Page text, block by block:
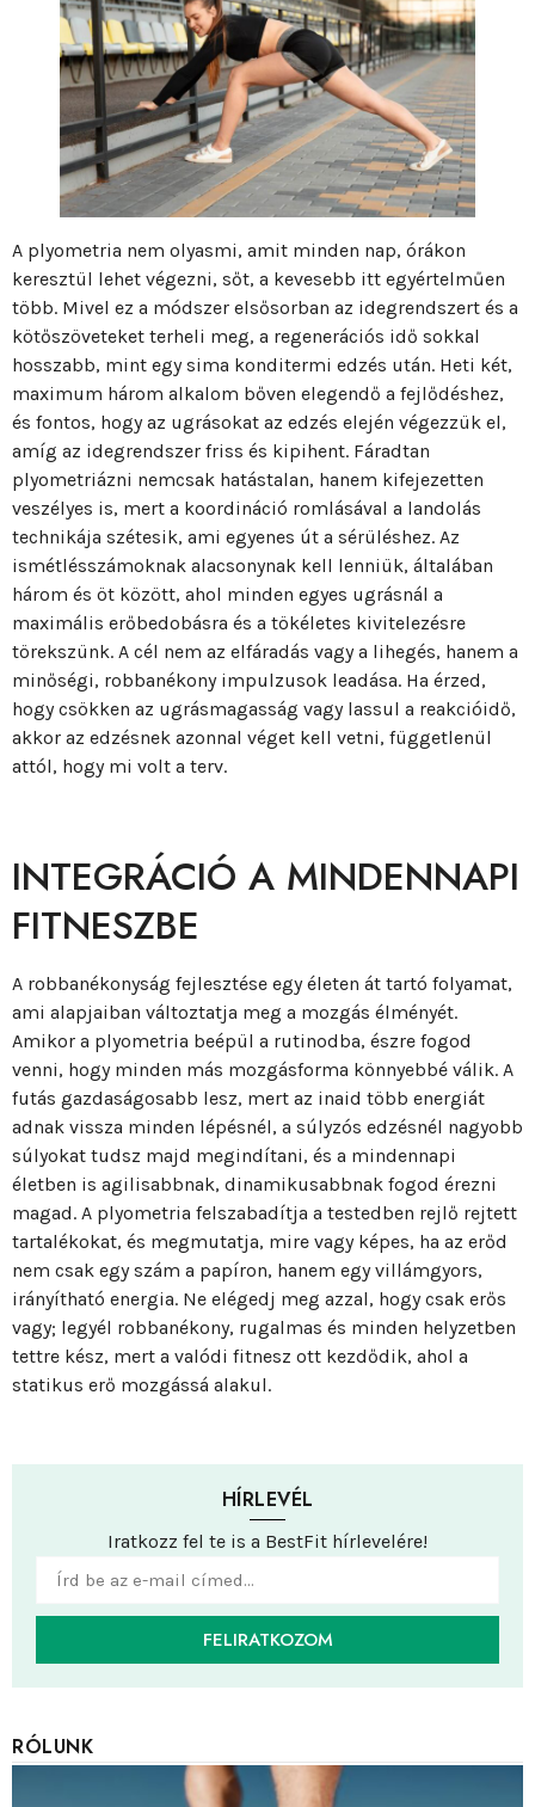
HÍRLEVÉL
Iratkozz fel te is a BestFit hírlevelére!
FELIRATKOZOM
A plyometria nem olyasmi, amit minden nap, órákon
keresztül lehet végezni, sőt, a kevesebb itt egyértelműen
több. Mivel ez a módszer elsősorban az idegrendszert és a
kötőszöveteket terheli meg, a regenerációs idő sokkal
hosszabb, mint egy sima konditermi edzés után. Heti két,
maximum három alkalom bőven elegendő a fejlődéshez,
és fontos, hogy az ugrásokat az edzés elején végezzük el,
amíg az idegrendszer friss és kipihent. Fáradtan
plyometriázni nemcsak hatástalan, hanem kifejezetten
veszélyes is, mert a koordináció romlásával a landolás
technikája szétesik, ami egyenes út a sérüléshez. Az
ismétlésszámoknak alacsonynak kell lenniük, általában
három és öt között, ahol minden egyes ugrásnál a
maximális erőbedobásra és a tökéletes kivitelezésre
törekszünk. A cél nem az elfáradás vagy a lihegés, hanem a
minőségi, robbanékony impulzusok leadása. Ha érzed,
hogy csökken az ugrásmagasság vagy lassul a reakcióidő,
akkor az edzésnek azonnal véget kell vetni, függetlenül
attól, hogy mi volt a terv.
INTEGRÁCIÓ A MINDENNAPI
FITNESZBE
A robbanékonyság fejlesztése egy életen át tartó folyamat,
ami alapjaiban változtatja meg a mozgás élményét.
Amikor a plyometria beépül a rutinodba, észre fogod
venni, hogy minden más mozgásforma könnyebbé válik. A
futás gazdaságosabb lesz, mert az inaid több energiát
adnak vissza minden lépésnél, a súlyzós edzésnél nagyobb
súlyokat tudsz majd megindítani, és a mindennapi
életben is agilisabbnak, dinamikusabbnak fogod érezni
magad. A plyometria felszabadítja a testedben rejlő rejtett
tartalékokat, és megmutatja, mire vagy képes, ha az erőd
nem csak egy szám a papíron, hanem egy villámgyors,
irányítható energia. Ne elégedj meg azzal, hogy csak erős
vagy; legyél robbanékony, rugalmas és minden helyzetben
tettre kész, mert a valódi fitnesz ott kezdődik, ahol a
statikus erő mozgássá alakul.
RÓLUNK